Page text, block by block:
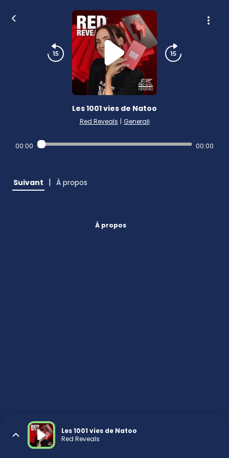
Les 1001 vies de Natoo
Red Reveals | Generali
00:00 00:00
Suivant | À propos
À propos
Les 1001 vies de Natoo
Red Reveals